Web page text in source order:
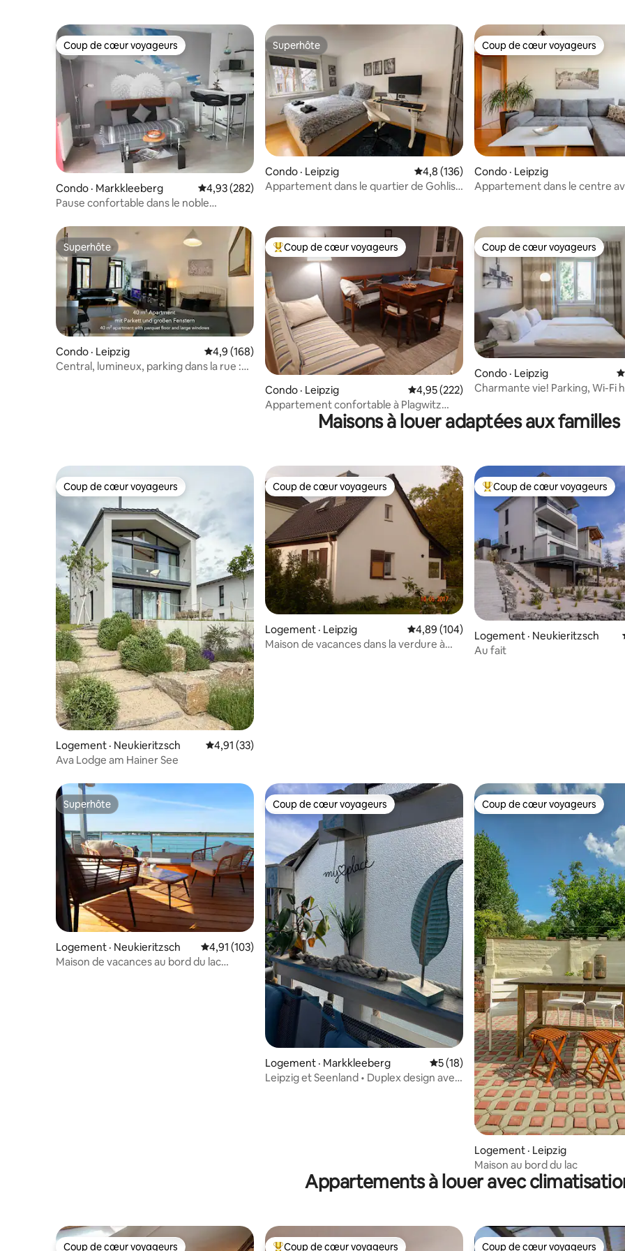
Coup de cœur voyageurs
Coup de cœur voyageurs
Condo · Markkleeberg Note moyenne de 4,93 sur 5, 282 commentaires
4,93 (282)
Pause confortable dans le noble
Superhôte
Superhôte
Condo · Leipzig Note moyenne de 4,8 sur 5, 136
4,8 (136)
Appartement dans le quartier de Gohlis
Coup de cœur voyageurs
Coup de cœur voyageurs
Condo · Leipzig
Appartement dans le centre avec
Superhôte
Superhôte
Condo · Leipzig Note moyenne de 4,9 sur 5, 168 commentaires
4,9 (168)
Central, lumineux, parking dans la rue :
Coup de cœur voyageurs parmi les plus aimés
Coup de cœur voyageurs
Condo · Leipzig Note moyenne de 4,95 sur 5, 222
4,95 (222)
Appartement confortable à Plagwitz
Coup de cœur voyageurs
Coup de cœur voyageurs
Condo · Leipzig
Charmante vie! Parking, Wi-Fi
Maisons à louer adaptées aux familles
Coup de cœur voyageurs
Coup de cœur voyageurs
Logement · Neukieritzsch Note moyenne de 4,91 sur 5, 33 commentaires
4,91 (33)
Ava Lodge am Hainer See
Coup de cœur voyageurs
Coup de cœur voyageurs
Logement · Leipzig Note moyenne de 4,89 sur 5, 104
4,89 (104)
Maison de vacances dans la verdure à
Coup de cœur voyageurs
Coup de cœur voyageurs
Logement · Neukieritzsch
Au fait
Superhôte
Superhôte
Logement · Neukieritzsch Note moyenne de 4,91 sur 5, 103 commentaires
4,91 (103)
Maison de vacances au bord du lac
Coup de cœur voyageurs
Coup de cœur voyageurs
Logement · Markkleeberg Note moyenne de 5 sur 5, 18
5 (18)
Leipzig et Seenland • Duplex design avec
Coup de cœur voyageurs
Coup de cœur voyageurs
Logement · Leipzig
Maison au bord du lac
Appartements à louer avec
Coup de cœur voyageurs Coup de cœur voyageurs Coup de cœur voyageurs